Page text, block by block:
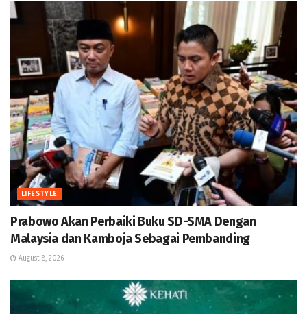
LIFESTYLE
Prabowo Akan Perbaiki Buku SD-SMA Dengan
Malaysia dan Kamboja Sebagai Pembanding
August 8, 2026